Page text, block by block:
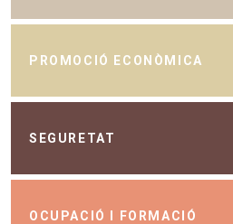
PROMOCIÓ ECONÒMICA
SEGURETAT
OCUPACIÓ I FORMACIÓ